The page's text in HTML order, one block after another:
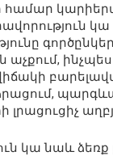
համար
աչքում,
լրացուցիչ
կա նաև ձեռք